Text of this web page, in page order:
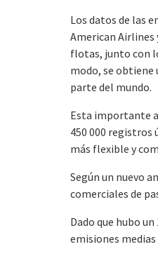
Los datos de las
American Airlines
flotas, junto con
modo, se obtiene
parte del mundo.
Esta importante
450 000 registros
más flexible y
Según un nuevo
comerciales de
Dado que hubo
emisiones medias